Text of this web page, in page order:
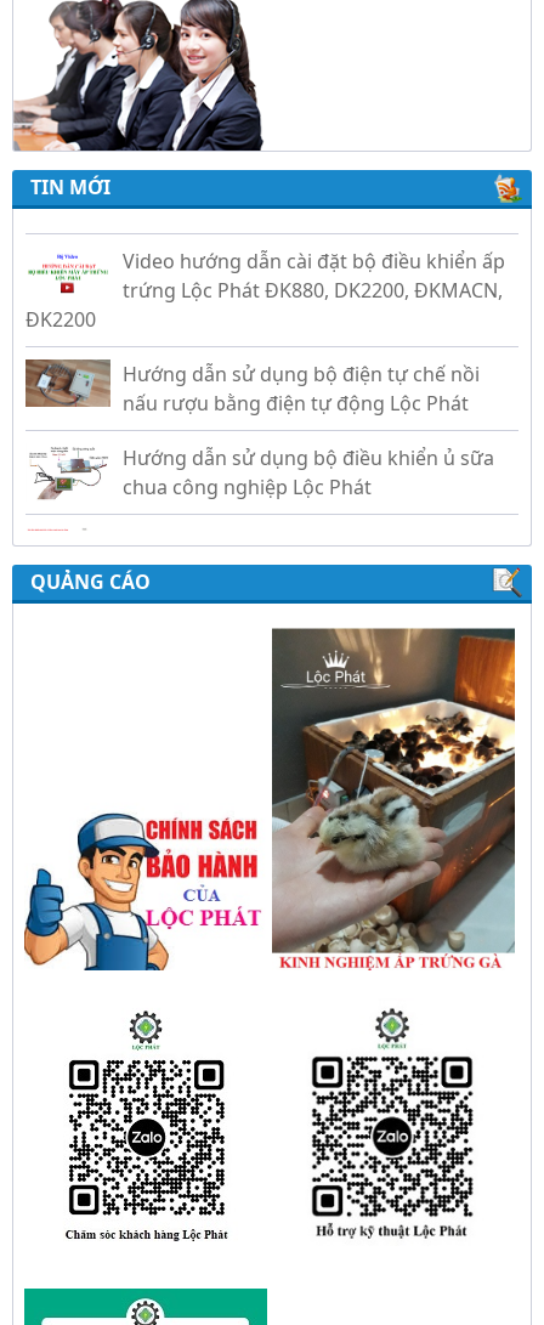
TIN MỚI
Trứng Giả Lộc Phát Có Nước - Giải Pháp Ấp
Hiệu Quả Cho Gà, Vịt, Bồ Câu
Video hướng dẫn cài đặt bộ điều khiển ấp
ĐK2200
Hướng dẫn sử dụng bộ điện tự chế nồi
Hướng dẫn sử dụng bộ điều khiển ủ sữa
chua công nghiệp Lộc Phát
Hướng dẫn sử dụng bộ điều khiển độ ẩm
gold, nhiệt độ và ánh sáng tự động Lộc
QUẢNG CÁO